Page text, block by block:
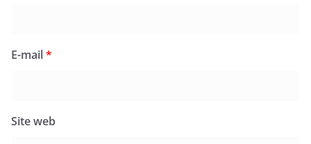
E-mail*
Site web